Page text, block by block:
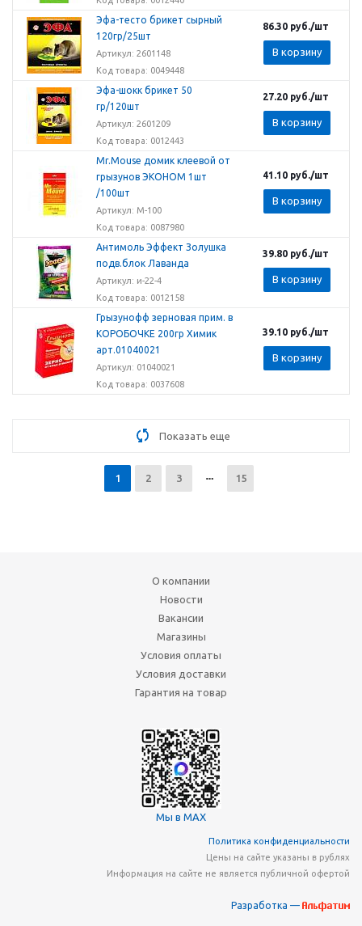
Эфа-тесто брикет сырный
120гр/25шт
Артикул: 2601148
Код товара: 0049448
86.30 руб./шт
В корзину
Эфа-шокк брикет 50
гр/120шт
Артикул: 2601209
Код товара: 0012443
27.20 руб./шт
В корзину
Mr.Mouse домик клеевой от
грызунов ЭКОНОМ 1шт
/100шт
Артикул: M-100
Код товара: 0087980
41.10 руб./шт
В корзину
Антимоль Эффект Золушка
подв.блок Лаванда
Артикул: и-22-4
Код товара: 0012158
39.80 руб./шт
В корзину
Грызунофф зерновая прим. в
КОРОБОЧКЕ 200гр Химик
арт.01040021
Артикул: 01040021
Код товара: 0037608
39.10 руб./шт
В корзину
Показать еще
1 2 3 15
О компании
Новости
Вакансии
Магазины
Условия оплаты
Условия доставки
Гарантия на товар
Мы в MAX
Политика конфиденциальности
Цены на сайте указаны в рублях
Информация на сайте не является публичной офертой
Разработка —